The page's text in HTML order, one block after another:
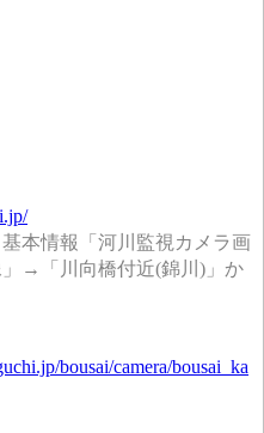
本情報「河川監視カメラ画
→「川向橋付近(錦川)」か
bousai/camera/bousai_ka